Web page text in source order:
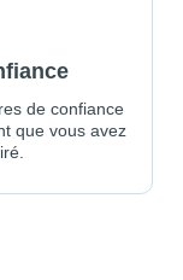
de confiance
que vous avez